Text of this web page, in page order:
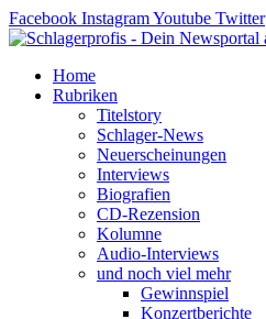
Zum
Inhalt
Facebook InstagramYoutube Twitter
Home
Rubriken
Titelstory
Schlager-News
Neuerscheinungen
Interviews
Biografien
CD-Rezension
Kolumne
Audio-Interviews
und noch viel mehr
Gewinnspiel
Konzertberichte